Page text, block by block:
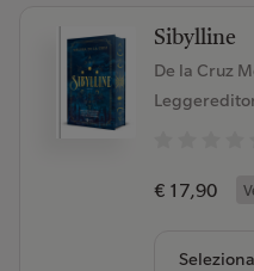
Sibylline
De la Cruz
€ 17,90